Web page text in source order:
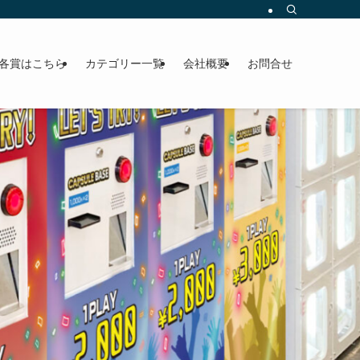
賞はこちら カテゴリー一覧 会社概要 お問合せ